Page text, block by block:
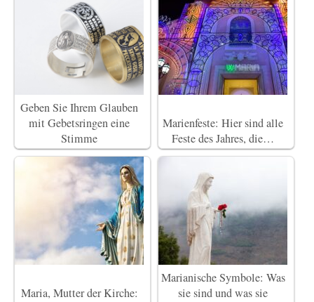
Geben Sie Ihrem Glauben
mit Gebetsringen eine
Stimme
Marienfeste: Hier sind alle
Feste des Jahres, die…
Maria, Mutter der Kirche:
Marianische Symbole: Was
sie sind und was sie